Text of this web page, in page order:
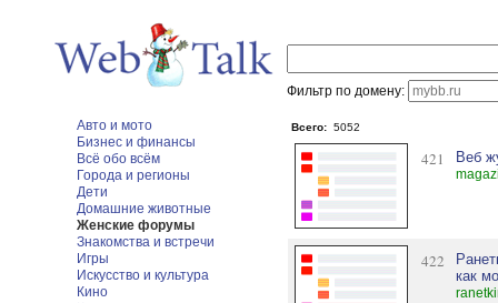
Фильтр по домену:
Авто и мото
Бизнес и финансы
Всё обо всём
Города и регионы
Дети
Домашние животные
Женские форумы
Знакомства и встречи
Игры
Искусство и культура
Кино
Всего: 5052
421 Веб
422
как